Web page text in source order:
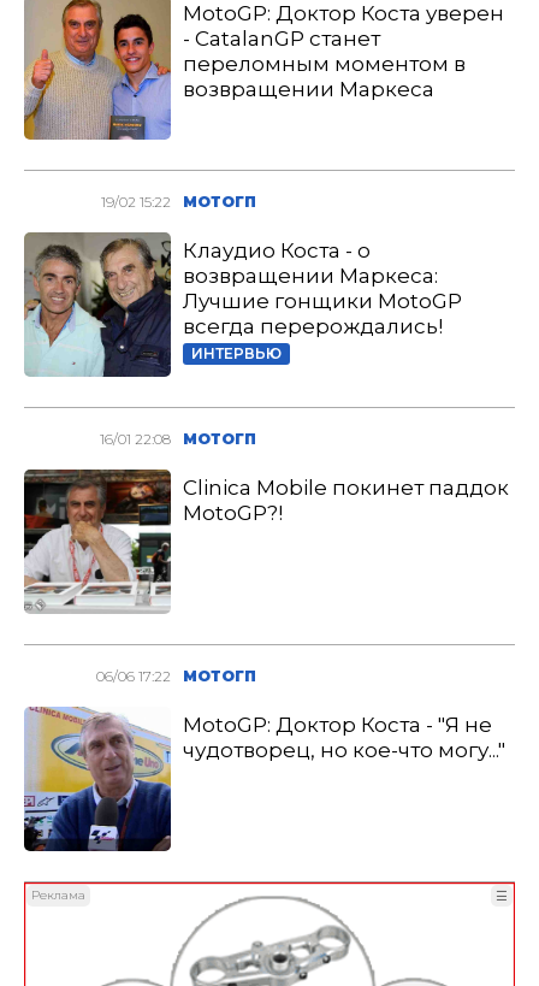
MotoGP: Доктор Коста уверен
- CatalanGP станет
переломным моментом в
возвращении Маркеса
19/02 15:22 МОТОГП
Клаудио Коста - о
возвращении Маркеса:
Лучшие гонщики MotoGP
всегда перерождались!
ИНТЕРВЬЮ
16/01 22:08 МОТОГП
Clinica Mobile покинет паддок
MotoGP?!
06/06 17:22 МОТОГП
MotoGP: Доктор Коста - "Я не
чудотворец, но кое-что могу..."
Реклама ☰